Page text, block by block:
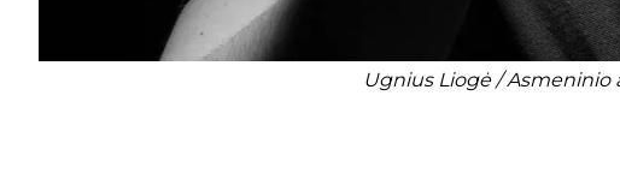
Ugnius Liogė / Asmeninio